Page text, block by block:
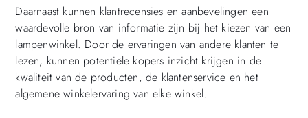
Daarnaast kunnen klantrecensies en aanbevelingen een
waardevolle bron van informatie zijn bij het kiezen van een
lampenwinkel. Door de ervaringen van andere klanten te
lezen, kunnen potentiële kopers inzicht krijgen in de
kwaliteit van de producten, de klantenservice en het
algemene winkelervaring van elke winkel.